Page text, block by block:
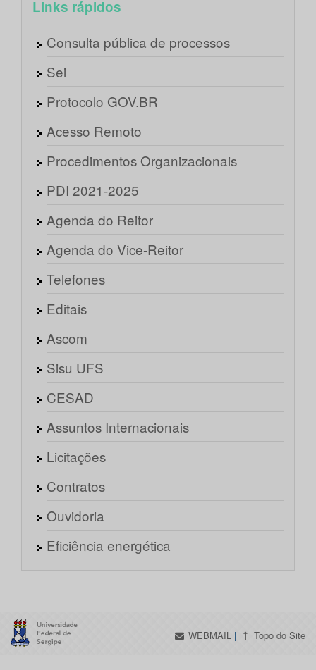
Links rápidos
Consulta pública de processos
Sei
Protocolo GOV.BR
Acesso Remoto
Procedimentos Organizacionais
PDI 2021-2025
Agenda do Reitor
Agenda do Vice-Reitor
Telefones
Editais
Ascom
Sisu UFS
CESAD
Assuntos Internacionais
Licitações
Contratos
Ouvidoria
Eficiência energética
WEBMAIL | Topo do Site